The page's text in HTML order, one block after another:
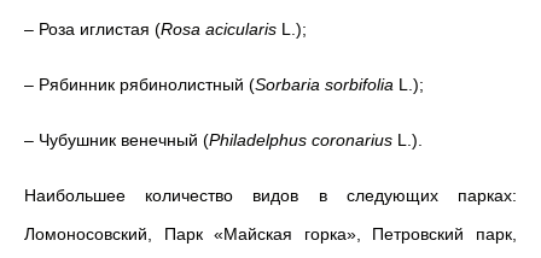
– Роза иглистая (Rosa acicularis L.);
– Рябинник рябинолистный (Sorbaria sorbifolia L.);
– Чубушник венечный (Philadelphus coronarius L.).
Наибольшее количество видов в следующих парках:
Ломоносовский, Парк «Майская горка», Петровский парк,